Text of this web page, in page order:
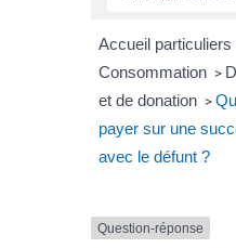
Accueil particuliers
Consommation >
et de donation >
payer sur une
avec le défunt ?
Question-réponse